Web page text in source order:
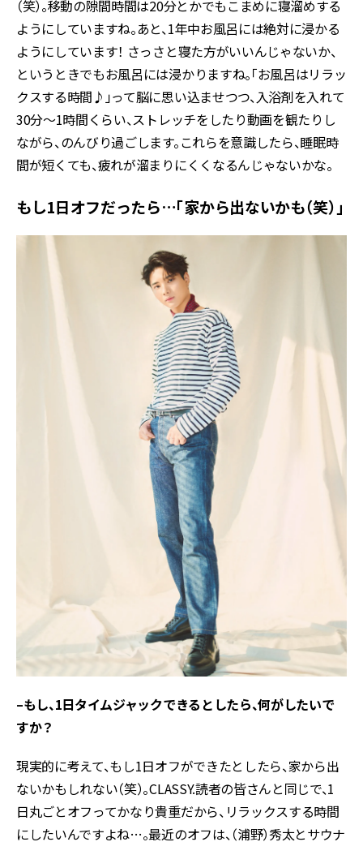
（笑）。移動の隙間時間は20分とかでもこまめに寝溜めする
ようにしていますね。あと、1年中お風呂には絶対に浸かる
ようにしています！ さっさと寝た方がいいんじゃないか、
というときでもお風呂には浸かりますね。「お風呂はリラッ
クスする時間♪」って脳に思い込ませつつ、入浴剤を入れて
30分〜1時間くらい、ストレッチをしたり動画を観たりし
ながら、のんびり過ごします。これらを意識したら、睡眠時
間が短くても、疲れが溜まりにくくなるんじゃないかな。
もし1日オフだったら…「家から出ないかも（笑）」
–もし、1日タイムジャックできるとしたら、何がしたいで
すか？
現実的に考えて、もし1日オフができたとしたら、家から出
ないかもしれない（笑）。CLASSY.読者の皆さんと同じで、1
日丸ごとオフってかなり貴重だから、リラックスする時間
にしたいんですよね…。最近のオフは、（浦野）秀太とサウナ